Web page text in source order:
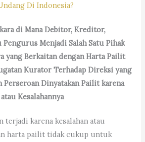
Di Indonesia?
di Mana Debitor, Kreditor,
Menjadi Salah Satu Pihak
yang Berkaitan dengan Harta Pailit
Kurator Terhadap Direksi yang
Perseroan Dinyatakan Pailit karena
Kesalahannya
terjadi karena kesalahan atau
harta pailit tidak cukup untuk